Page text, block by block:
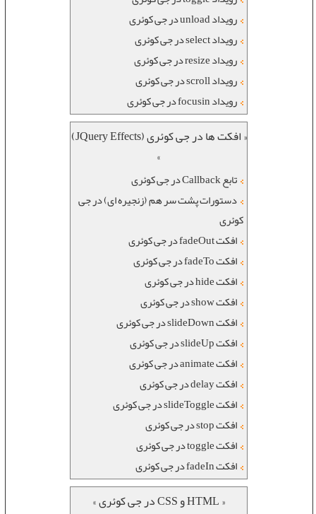
رویداد unload در جی کوئری
رویداد select در جی کوئری
رویداد resize در جی کوئری
رویداد scroll در جی کوئری
رویداد focusin در جی کوئری
« افکت ها در جی کوئری (JQuery Effects)
»
تابع Callback در جی کوئری
دستورات پشت سر هم (زنجیره ای) در جی
کوئری
افکت fadeOut در جی کوئری
افکت fadeTo در جی کوئری
افکت hide در جی کوئری
افکت show در جی کوئری
افکت slideDown در جی کوئری
افکت slideUp در جی کوئری
افکت animate در جی کوئری
افکت delay در جی کوئری
افکت slideToggle در جی کوئری
افکت stop در جی کوئری
افکت toggle در جی کوئری
افکت fadeIn در جی کوئری
« HTML و CSS در جی کوئری »